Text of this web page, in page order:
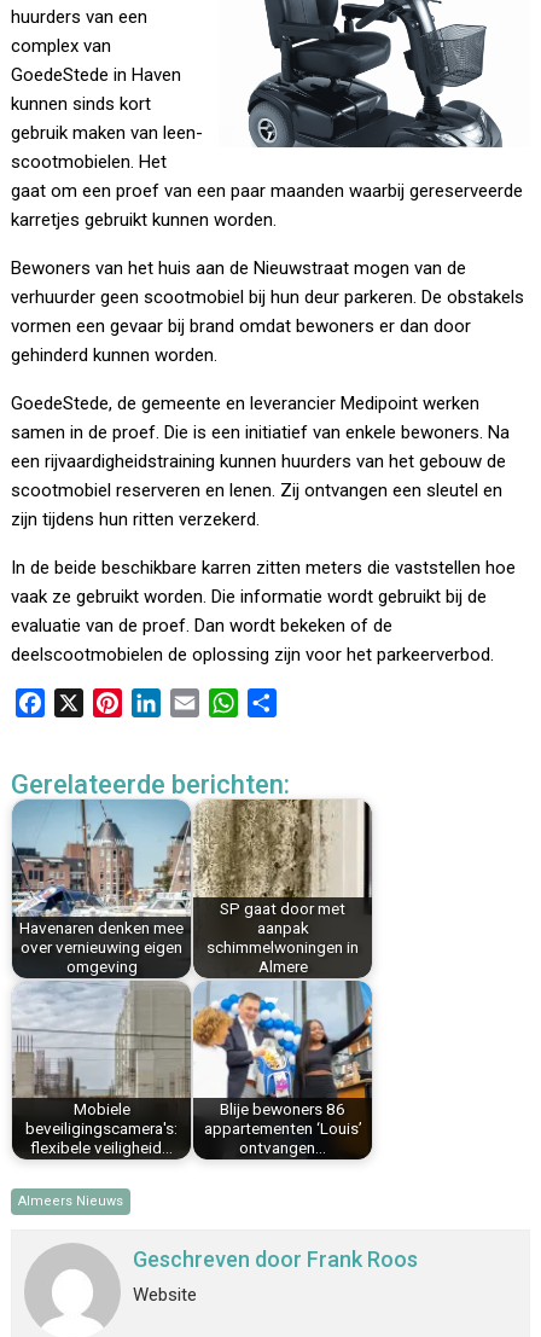
huurders van een
complex van
GoedeStede in Haven
kunnen sinds kort
gebruik maken van leen-
scootmobielen. Het
gaat om een proef van een paar maanden waarbij gereserveerde
karretjes gebruikt kunnen worden.
Bewoners van het huis aan de Nieuwstraat mogen van de
verhuurder geen scootmobiel bij hun deur parkeren. De obstakels
vormen een gevaar bij brand omdat bewoners er dan door
gehinderd kunnen worden.
GoedeStede, de gemeente en leverancier Medipoint werken
samen in de proef. Die is een initiatief van enkele bewoners. Na
een rijvaardigheidstraining kunnen huurders van het gebouw de
scootmobiel reserveren en lenen. Zij ontvangen een sleutel en
zijn tijdens hun ritten verzekerd.
In de beide beschikbare karren zitten meters die vaststellen hoe
vaak ze gebruikt worden. Die informatie wordt gebruikt bij de
evaluatie van de proef. Dan wordt bekeken of de
deelscootmobielen de oplossing zijn voor het parkeerverbod.
e
b
o
k
t
e
r
e
s
t
k
e
d
I
n
i
l
W
t
s
A
p
p
e
n
Gerelateerde berichten:
Havenaren denken mee
over vernieuwing eigen
omgeving
SP gaat door met
aanpak
schimmelwoningen in
Almere
Mobiele
beveiligingscamera's:
flexibele veiligheid…
Blije bewoners 86
appartementen ‘Louis’
ontvangen…
Almeers Nieuws
Geschreven door Frank Roos
Website